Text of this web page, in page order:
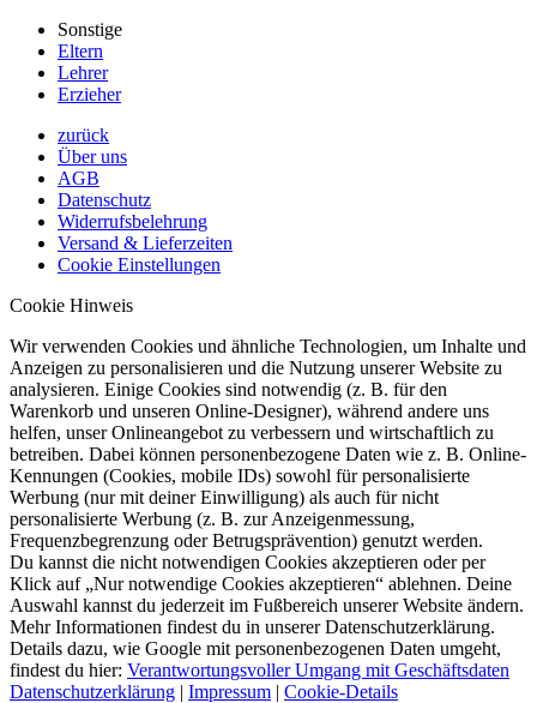
Sonstige
Eltern
Lehrer
Erzieher
zurück
Über uns
AGB
Datenschutz
Widerrufsbelehrung
Versand & Lieferzeiten
Cookie Einstellungen
Cookie Hinweis
Wir verwenden Cookies und ähnliche Technologien, um Inhalte und
Anzeigen zu personalisieren und die Nutzung unserer Website zu
analysieren. Einige Cookies sind notwendig (z. B. für den
Warenkorb und unseren Online-Designer), während andere uns
helfen, unser Onlineangebot zu verbessern und wirtschaftlich zu
betreiben. Dabei können personenbezogene Daten wie z. B. Online-
Kennungen (Cookies, mobile IDs) sowohl für personalisierte
Werbung (nur mit deiner Einwilligung) als auch für nicht
personalisierte Werbung (z. B. zur Anzeigenmessung,
Frequenzbegrenzung oder Betrugsprävention) genutzt werden.
Du kannst die nicht notwendigen Cookies akzeptieren oder per
Klick auf „Nur notwendige Cookies akzeptieren“ ablehnen. Deine
Auswahl kannst du jederzeit im Fußbereich unserer Website ändern.
Mehr Informationen findest du in unserer Datenschutzerklärung.
Details dazu, wie Google mit personenbezogenen Daten umgeht,
findest du hier: Verantwortungsvoller Umgang mit Geschäftsdaten
Datenschutzerklärung | Impressum | Cookie-Details